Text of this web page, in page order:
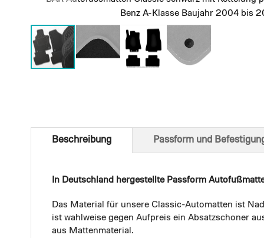
Benz A-Klasse Baujahr 2004 bis
of
Beschreibung
In Deutschland hergestellte Passform
Das Material für unsere Classic-Automatten ist
ist wahlweise gegen Aufpreis ein Absatzschoner
aus Mattenmaterial.
Passform und